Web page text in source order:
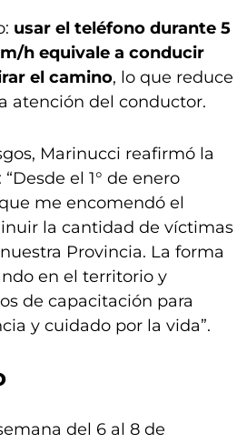
usar el teléfono durante 5
h equivale a conducir
el camino, lo que reduce
atención del conductor.
Marinucci reafirmó la
el 1° de enero
me encomendó el
la cantidad de víctimas
Provincia. La forma
en el territorio y
de capacitación para
y cuidado por la vida”.
del 6 al 8 de